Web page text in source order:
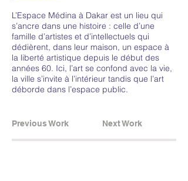
L’Espace Médina à Dakar est un lieu qui
s’ancre dans une histoire : celle d’une
famille d’artistes et d’intellectuels qui
dédièrent, dans leur maison, un espace à
la liberté artistique depuis le début des
années 60. Ici, l’art se confond avec la vie,
la ville s’invite à l’intérieur tandis que l’art
déborde dans l’espace public.
Previous Work Next Work